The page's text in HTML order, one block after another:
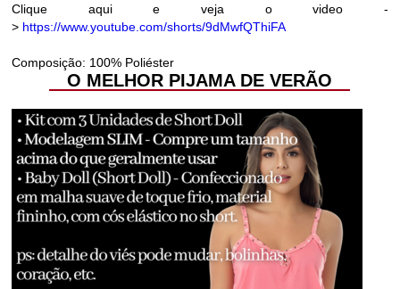
Clique aqui e veja o video -
> https://www.youtube.com/shorts/9dMwfQThiFA
Composição: 100% Poliéster
O MELHOR PIJAMA DE VERÃO